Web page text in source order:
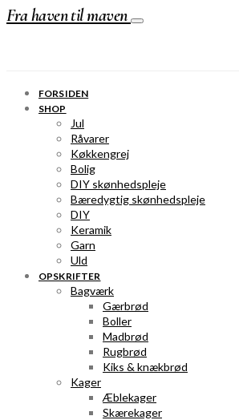
Fra haven til maven
FORSIDEN
SHOP
Jul
Råvarer
Køkkengrej
Bolig
DIY skønhedspleje
Bæredygtig skønhedspleje
DIY
Keramik
Garn
Uld
OPSKRIFTER
Bagværk
Gærbrød
Boller
Madbrød
Rugbrød
Kiks & knækbrød
Kager
Æblekager
Skærekager